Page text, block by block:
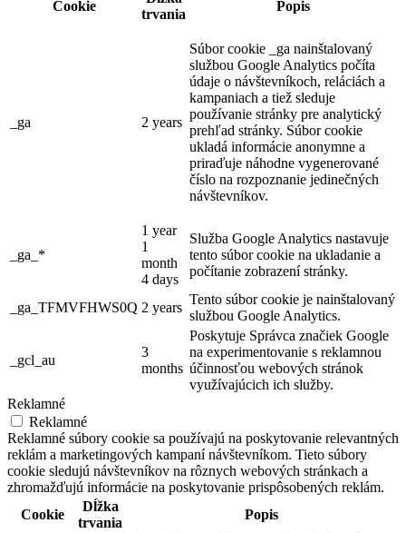
Cookie
trvania
Popis
_ga 2 years
Súbor cookie _ga nainštalovaný
službou Google Analytics počíta
údaje o návštevníkoch, reláciách a
kampaniach a tiež sleduje
používanie stránky pre analytický
prehľad stránky. Súbor cookie
ukladá informácie anonymne a
priraďuje náhodne vygenerované
číslo na rozpoznanie jedinečných
návštevníkov.
_ga_*
1 year
1
month
4 days
Služba Google Analytics nastavuje
tento súbor cookie na ukladanie a
počítanie zobrazení stránky.
_ga_TFMVFHWS0Q 2 years
Tento súbor cookie je nainštalovaný
službou Google Analytics.
_gcl_au
3
months
Poskytuje Správca značiek Google
na experimentovanie s reklamnou
účinnosťou webových stránok
využívajúcich ich služby.
Reklamné
Reklamné
Reklamné súbory cookie sa používajú na poskytovanie relevantných
reklám a marketingových kampaní návštevníkom. Tieto súbory
cookie sledujú návštevníkov na rôznych webových stránkach a
zhromažďujú informácie na poskytovanie prispôsobených reklám.
Cookie
Dĺžka
trvania
Popis